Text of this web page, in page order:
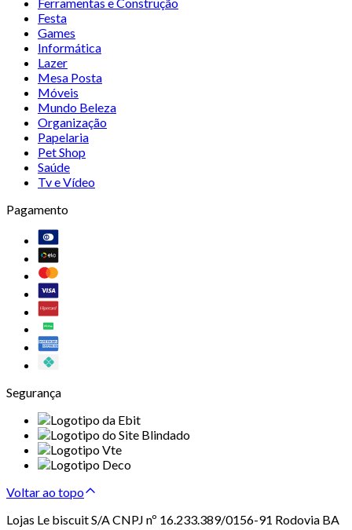
Festa
Games
Informática
Lazer
Mesa Posta
Móveis
Mundo Beleza
Organização
Papelaria
Pet Shop
Saúde
Tv e Vídeo
Pagamento
Segurança
Voltar ao topo
Lojas Le biscuit S/A CNPJ nº 16.233.389/0156-91 Rodovia BA